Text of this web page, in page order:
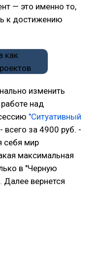
— это именно то,
к достижению
изменить
над
"Ситуативный
всего за 4900 руб. -
себя мир
максимальная
в "Черную
Далее вернется